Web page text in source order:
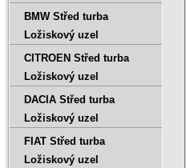
BMW Střed turba
Ložiskový uzel
CITROEN Střed turba
Ložiskový uzel
DACIA Střed turba
Ložiskový uzel
FIAT Střed turba
Ložiskový uzel